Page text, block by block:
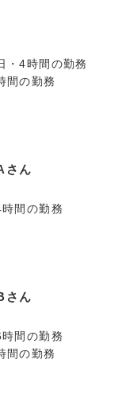
・4時間の勤務
間の勤務
さん
間の勤務
さん
間の勤務
間の勤務